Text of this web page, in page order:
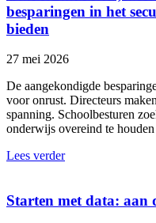
besparingen in het
bieden
27 mei 2026
De aangekondigde
voor onrust. Directeurs
spanning. Schoolbesturen
onderwijs overeind te
Lees verder
Starten met data: aan